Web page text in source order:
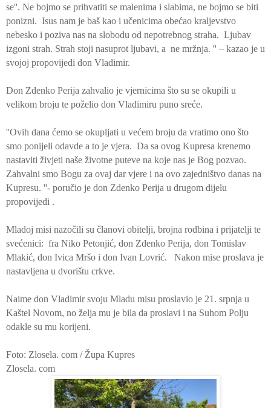
se''. Ne bojmo se prihvatiti se malenima i slabima, ne bojmo se biti
ponizni. Isus nam je baš kao i učenicima obećao kraljevstvo
nebesko i poziva nas na slobodu od nepotrebnog straha. Ljubav
izgoni strah. Strah stoji nasuprot ljubavi, a ne mržnja. '' – kazao je u
svojoj propovijedi don Vladimir.
Don Zdenko Perija zahvalio je vjernicima što su se okupili u
velikom broju te poželio don Vladimiru puno sreće.
''Ovih dana ćemo se okupljati u većem broju da vratimo ono što
smo ponijeli odavde a to je vjera. Da sa ovog Kupresa krenemo
nastaviti živjeti naše životne puteve na koje nas je Bog pozvao.
Zahvalni smo Bogu za ovaj dar vjere i na ovo zajedništvo danas na
Kupresu. ''- poručio je don Zdenko Perija u drugom dijelu
propovijedi .
Mladoj misi nazočili su članovi obitelji, brojna rodbina i prijatelji te
svećenici: fra Niko Petonjić, don Zdenko Perija, don Tomislav
Mlakić, don Ivica Mršo i don Ivan Lovrić.
Nakon mise proslava je
nastavljena u dvorištu crkve.
Naime don Vladimir svoju Mladu misu proslavio je 21. srpnja u
Kaštel Novom, no želja mu je bila da proslavi i na Suhom Polju
odakle su mu korijeni.
Foto: Zlosela. com / Župa Kupres
Zlosela. com